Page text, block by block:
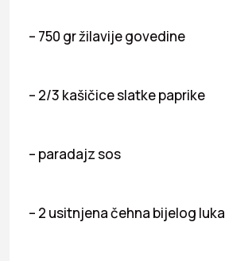
– 750 gr žilavije govedine
– 2/3 kašičice slatke paprike
– paradajz sos
– 2 usitnjena čehna bijelog luka